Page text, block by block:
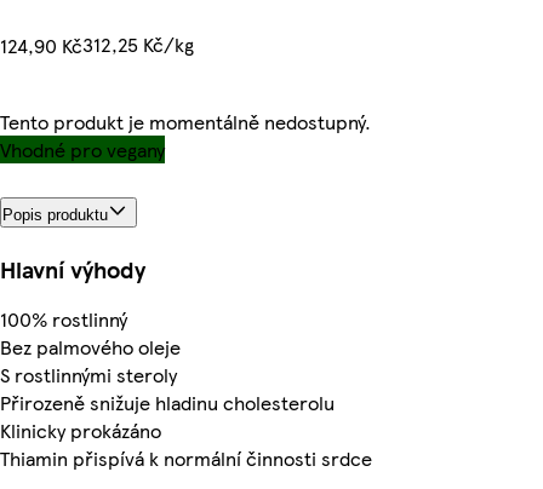
124,90 Kč312,25 Kč/kg
Tento produkt je momentálně nedostupný.
Vhodné pro vegany
Popis produktu
Hlavní výhody
100% rostlinný
Bez palmového oleje
S rostlinnými steroly
Přirozeně snižuje hladinu cholesterolu
Klinicky prokázáno
Thiamin přispívá k normální činnosti srdce